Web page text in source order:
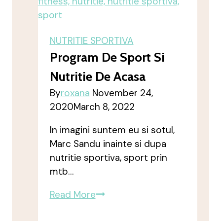
NUTRITIE SPORTIVA
Program De Sport Si
Nutritie De Acasa
Byroxana November 24,
2020March 8, 2022
In imagini suntem eu si sotul,
Marc Sandu inainte si dupa
nutritie sportiva, sport prin
mtb…
Read Moreprogram